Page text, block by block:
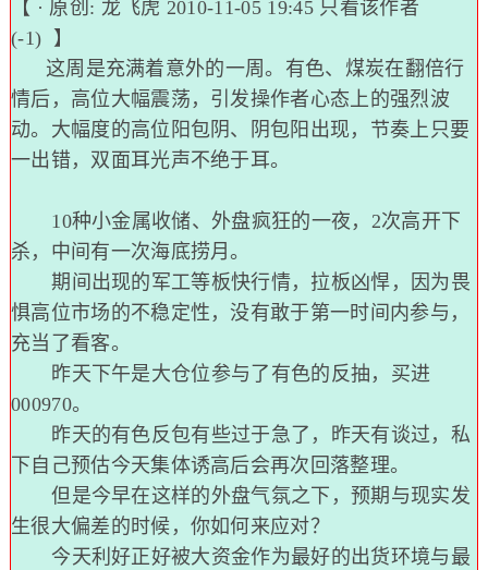
【 · 原创: 龙飞虎 2010-11-05 19:45 只看该作者
(-1) 】
这周是充满着意外的一周。有色、煤炭在翻倍行
情后，高位大幅震荡，引发操作者心态上的强烈波
动。大幅度的高位阳包阴、阴包阳出现，节奏上只要
一出错，双面耳光声不绝于耳。
10种小金属收储、外盘疯狂的一夜，2次高开下
杀，中间有一次海底捞月。
期间出现的军工等板快行情，拉板凶悍，因为畏
惧高位市场的不稳定性，没有敢于第一时间内参与，
充当了看客。
昨天下午是大仓位参与了有色的反抽，买进
000970。
昨天的有色反包有些过于急了，昨天有谈过，私
下自己预估今天集体诱高后会再次回落整理。
但是今早在这样的外盘气氛之下，预期与现实发
生很大偏差的时候，你如何来应对？
今天利好正好被大资金作为最好的出货环境与最